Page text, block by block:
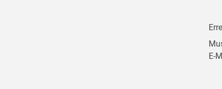
E-